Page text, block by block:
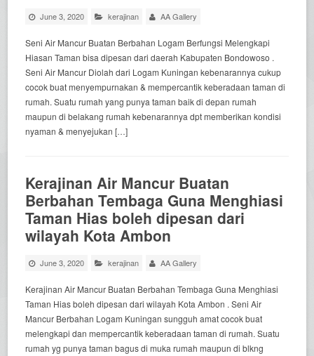
June 3, 2020 kerajinan AA Gallery
Seni Air Mancur Buatan Berbahan Logam Berfungsi Melengkapi
Hiasan Taman bisa dipesan dari daerah Kabupaten Bondowoso .
Seni Air Mancur Diolah dari Logam Kuningan kebenarannya cukup
cocok buat menyempurnakan & mempercantik keberadaan taman di
rumah. Suatu rumah yang punya taman baik di depan rumah
maupun di belakang rumah kebenarannya dpt memberikan kondisi
nyaman & menyejukan […]
Kerajinan Air Mancur Buatan
Berbahan Tembaga Guna Menghiasi
Taman Hias boleh dipesan dari
wilayah Kota Ambon
June 3, 2020 kerajinan AA Gallery
Kerajinan Air Mancur Buatan Berbahan Tembaga Guna Menghiasi
Taman Hias boleh dipesan dari wilayah Kota Ambon . Seni Air
Mancur Berbahan Logam Kuningan sungguh amat cocok buat
melengkapi dan mempercantik keberadaan taman di rumah. Suatu
rumah yg punya taman bagus di muka rumah maupun di blkng